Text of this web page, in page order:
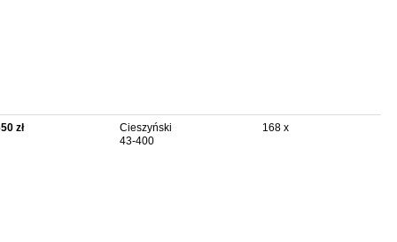
zł
Cieszyński
43-400
168 x